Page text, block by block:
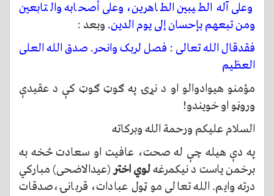
وعلى آله الطيبين الطاهرين، وعلى أصحابه والتابعين
ومن تبعهم بإحسان إلى يوم الدين. وبعد :
فقدقال الله تعالی : فصل لربک وانحر. صدق الله العلی
العظیم
مؤمنو هیوادوالو او د نړۍ په ګوټ ګوټ کې د عقیدې
وروڼو او خویندو!
السلام علیکم ورحمة الله وبرکاته
په دې هیله چې له صحت، عافیت او سعادت څخه به
برخمن یاست د نیکمرغهلوي اختر(عیدالاضحی) مبارکي
درته وایم. الله تعالی مو ټول عبادات، قربانۍ،صدقات